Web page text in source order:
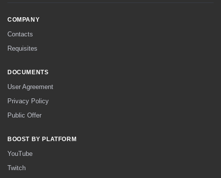
COMPANY
Contacts
Requisites
DOCUMENTS
User Agreement
Privacy Policy
Public Offer
BOOST BY PLATFORM
YouTube
Twitch